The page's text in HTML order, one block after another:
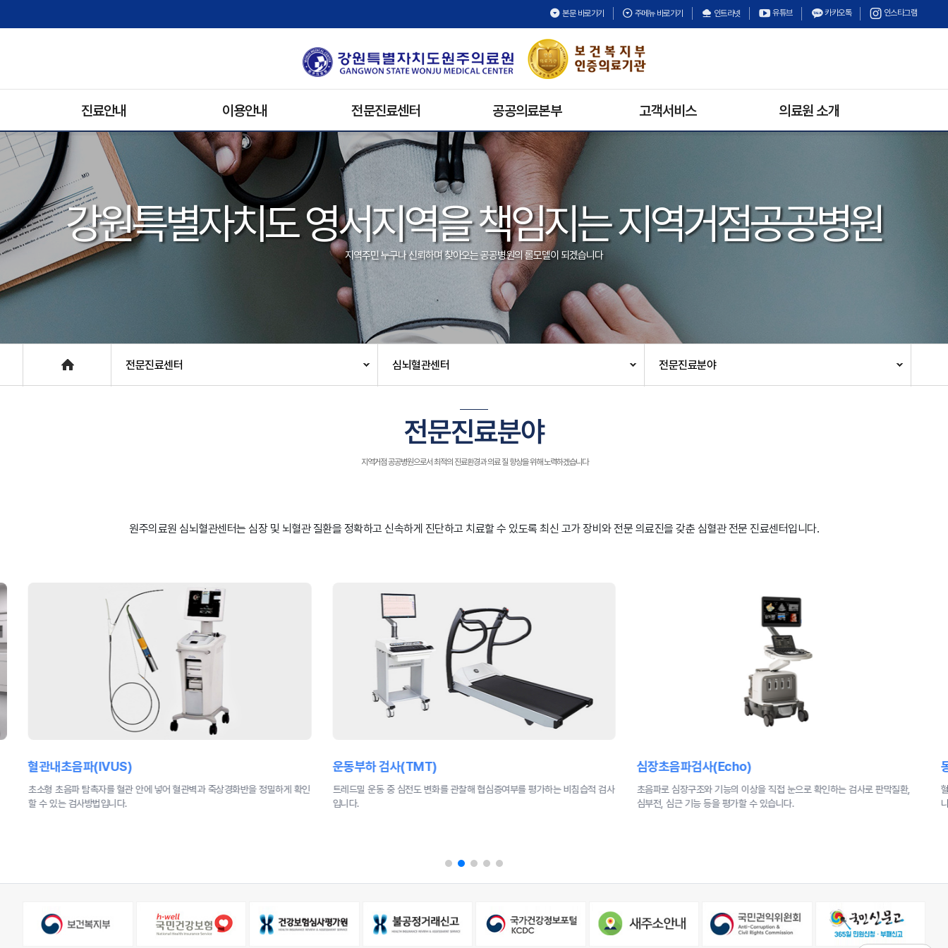
본문 바로가기 주메뉴 바로가기 인트라넷 유튜브 카카오톡 인스타그램
진료안내
진료과/의료진
진료예약안내
휴진안내
입/퇴원안내
비급여 수가 안내
진료협력팀
이용안내
원내배치도
병문안
입원생활
기록사본발급
주차안내
전문진료센터
건강검진센터
재활치료센터
내시경센터
호스피스완화의료센터
공공어린이재활의료센터
심뇌혈관센터
공공의료본부
보건의료복지지원팀
공공보건의료협력팀
공공의료활동
고객서비스
수의계약
경영정보공개
불만 및 고충처리안내
칭찬합시다
환자권리장전
CCTV 현황
안전보건
의료원 소개
의료원 연혁
기구 및 조직
강원특별자치도 영서지역을 책임지는지역거점공공병원
지역주민 누구나 신뢰하며 찾아오는 공공병원의 롤모델이 되겠습니다
전문진료센터 심뇌혈관센터 전문진료분야
전문진료분야
지역거점 공공병원으로서 최적의 진료환경과 의료 질 향상을 위해 노력하겠습니다
원주의료원 심뇌혈관센터는 심장 및 뇌혈관 질환을 정확하고 신속하게 진단하고 치료할 수 있도록 최신 고가 장비와 전문 의료진을 갖춘 심혈관 전문 진료센터입니다.
운동부하 검사(TMT)
트레드밀 운동 중 심전도 변화를 관찰해 협심증여부를 평가하는 비침습적 검사
입니다.
심장초음파검사(Echo)
초음파로 심장구조와 기능의 이상을 직접 눈으로 확인하는 검사로 판막질환,
심부전, 심근 기능 등을 평가할 수 있습니다.
동맥경화협착검사
혈관의 탄력성과 혈관내벽의 침전 정도를 측정하여 혈관이 얼마나 딱딱한가를
나타내는 동맥경직도를 측정